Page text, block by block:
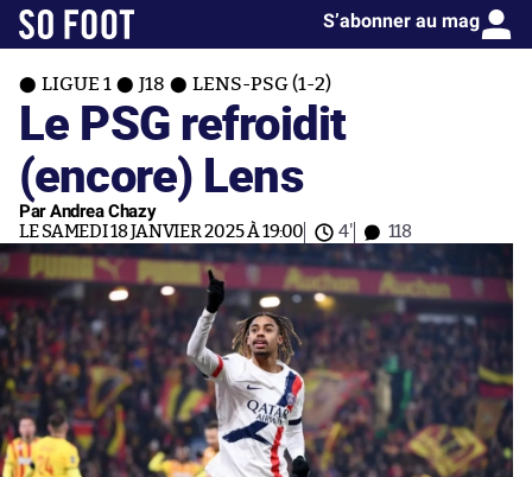
S’abonner au mag
LIGUE 1 J18 LENS-PSG (1-2)
Le PSG refroidit
(encore) Lens
Par Andrea Chazy
LE SAMEDI 18 JANVIER 2025 À 19:00 4' 118